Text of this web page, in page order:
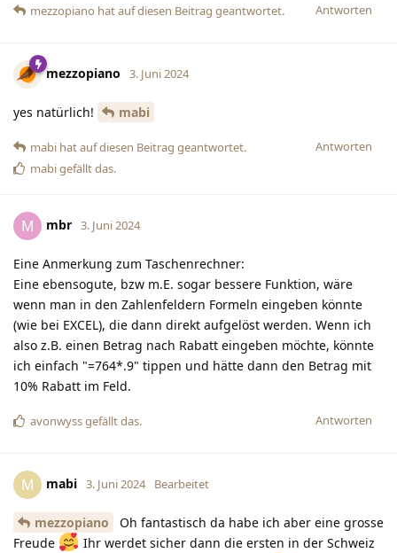
Antworten
mezzopiano hatauf diesen Beitrag geantwortet.
mezzopiano 3. Juni 2024
yes natürlich! mabi
Antworten
mabi hatauf diesen Beitrag geantwortet.
mabigefällt das.
M mbr 3. Juni 2024
Eine Anmerkung zum Taschenrechner:
Eine ebensogute, bzw m.E. sogar bessere Funktion, wäre
wenn man in den Zahlenfeldern Formeln eingeben könnte
(wie bei EXCEL), die dann direkt aufgelöst werden. Wenn ich
also z.B. einen Betrag nach Rabatt eingeben möchte, könnte
ich einfach "=764*.9" tippen und hätte dann den Betrag mit
10% Rabatt im Feld.
Antworten
avonwyssgefällt das.
M mabi 3. Juni 2024 Bearbeitet
mezzopiano
Oh fantastisch da habe ich aber eine grosse
Freude
Ihr werdet sicher dann die ersten in der Schweiz